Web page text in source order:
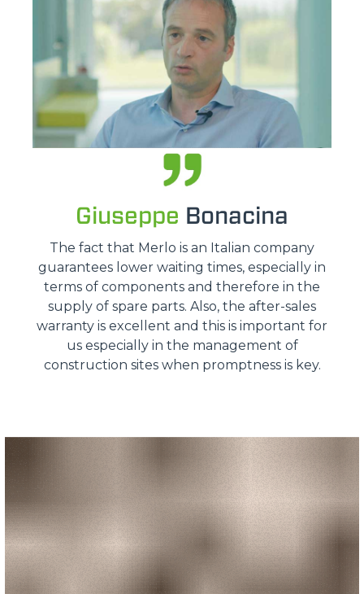
Giuseppe Bonacina
The fact that Merlo is an Italian company
guarantees lower waiting times, especially in
terms of components and therefore in the
supply of spare parts. Also, the after-sales
warranty is excellent and this is important for
us especially in the management of
construction sites when promptness is key.